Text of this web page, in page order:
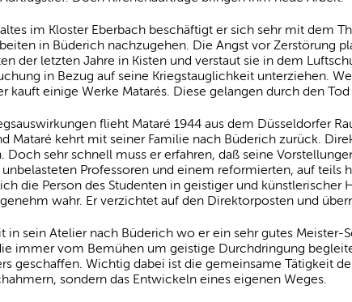
im Kloster Eberbach beschäftigt er sich sehr mit dem
in Büderich nachzugehen. Die Angst vor Zerstörung
der letzten Jahre in Kisten und verstaut sie in dem
in Bezug auf seine Kriegstauglichkeit unterziehen.
kauft einige Werke Matarés. Diese gelangen durch den
flieht Mataré 1944 aus dem Düsseldorfer
Mataré kehrt mit seiner Familie nach Büderich zurück.
Doch sehr schnell muss er erfahren, daß seine
Professoren und einem reformierten, auf teils
die Person des Studenten in geistiger und
wahr. Er verzichtet auf den Direktorposten und
in sein Atelier nach Büderich wo er ein sehr gutes Meister-
immer vom Bemühen um geistige Durchdringung
geschaffen. Wichtig dabei ist die gemeinsame Tätigkeit
sondern das Entwickeln eines eigenen Weges.